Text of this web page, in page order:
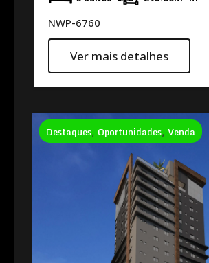
NWP-6760
Ver mais detalhes
Destaques, Oportunidades, Venda